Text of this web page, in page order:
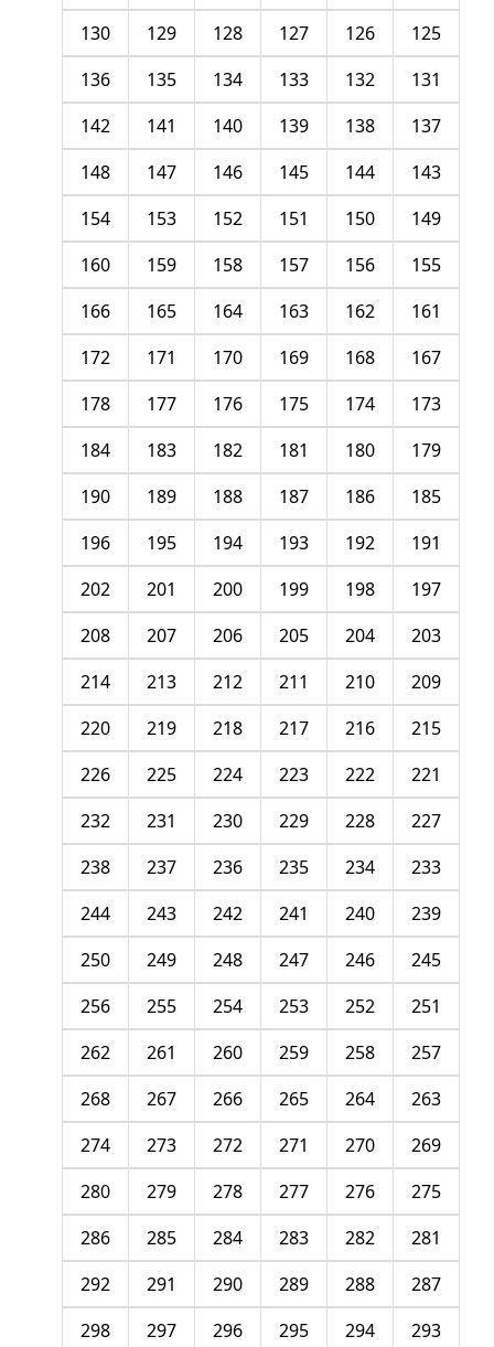
125
126
127
128
129
130
131
132
133
134
135
136
137
138
139
140
141
142
143
144
145
146
147
148
149
150
151
152
153
154
155
156
157
158
159
160
161
162
163
164
165
166
167
168
169
170
171
172
173
174
175
176
177
178
179
180
181
182
183
184
185
186
187
188
189
190
191
192
193
194
195
196
197
198
199
200
201
202
203
204
205
206
207
208
209
210
211
212
213
214
215
216
217
218
219
220
221
222
223
224
225
226
227
228
229
230
231
232
233
234
235
236
237
238
239
240
241
242
243
244
245
246
247
248
249
250
251
252
253
254
255
256
257
258
259
260
261
262
263
264
265
266
267
268
269
270
271
272
273
274
275
276
277
278
279
280
281
282
283
284
285
286
287
288
289
290
291
292
293
294
295
296
297
298